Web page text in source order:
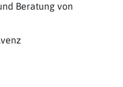
Beratung von